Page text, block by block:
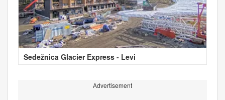
Sedežnica Glacier Express - Levi
Advertisement